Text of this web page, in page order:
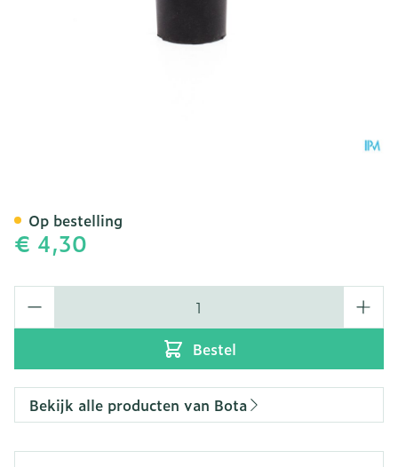
€ 4,30
Bestel
Op bestelling
Bekijk alle producten van Bota